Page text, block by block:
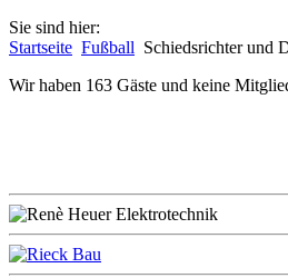
Sie sind hier:
Startseite Fußball Schiedsrichter und
Wir haben 163 Gäste und keine